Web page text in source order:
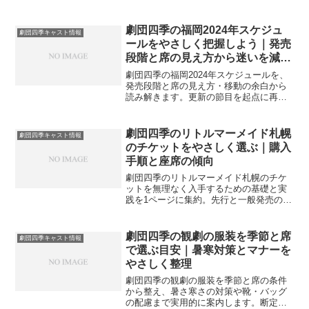
す。
劇団四季キャスト情報
劇団四季の福岡2024年スケジュ
ールをやさしく把握しよう｜発売
段階と席の見え方から迷いを減ら
す
劇団四季の福岡2024年スケジュールを、
発売段階と席の見え方・移動の余白から
読み解きます。更新の節目を起点に再確
します。
劇団四季キャスト情報
劇団四季のリトルマーメイド札幌
のチケットをやさしく選ぶ｜購入
手順と座席の傾向
劇団四季のリトルマーメイド札幌のチケ
ットを無理なく入手するための基礎と実
践を1ページに集約。先行と一般発売の流
し方、家族観劇の準備や持ち物、交通の
目安まで丁寧に案内します。
劇団四季キャスト情報
劇団四季の観劇の服装を季節と席
で選ぶ目安｜暑寒対策とマナーを
やさしく整理
劇団四季の観劇の服装を季節と席の条件
から整え、暑さ寒さの対策や靴・バッグ
の配慮まで実用的に案内します。断定は